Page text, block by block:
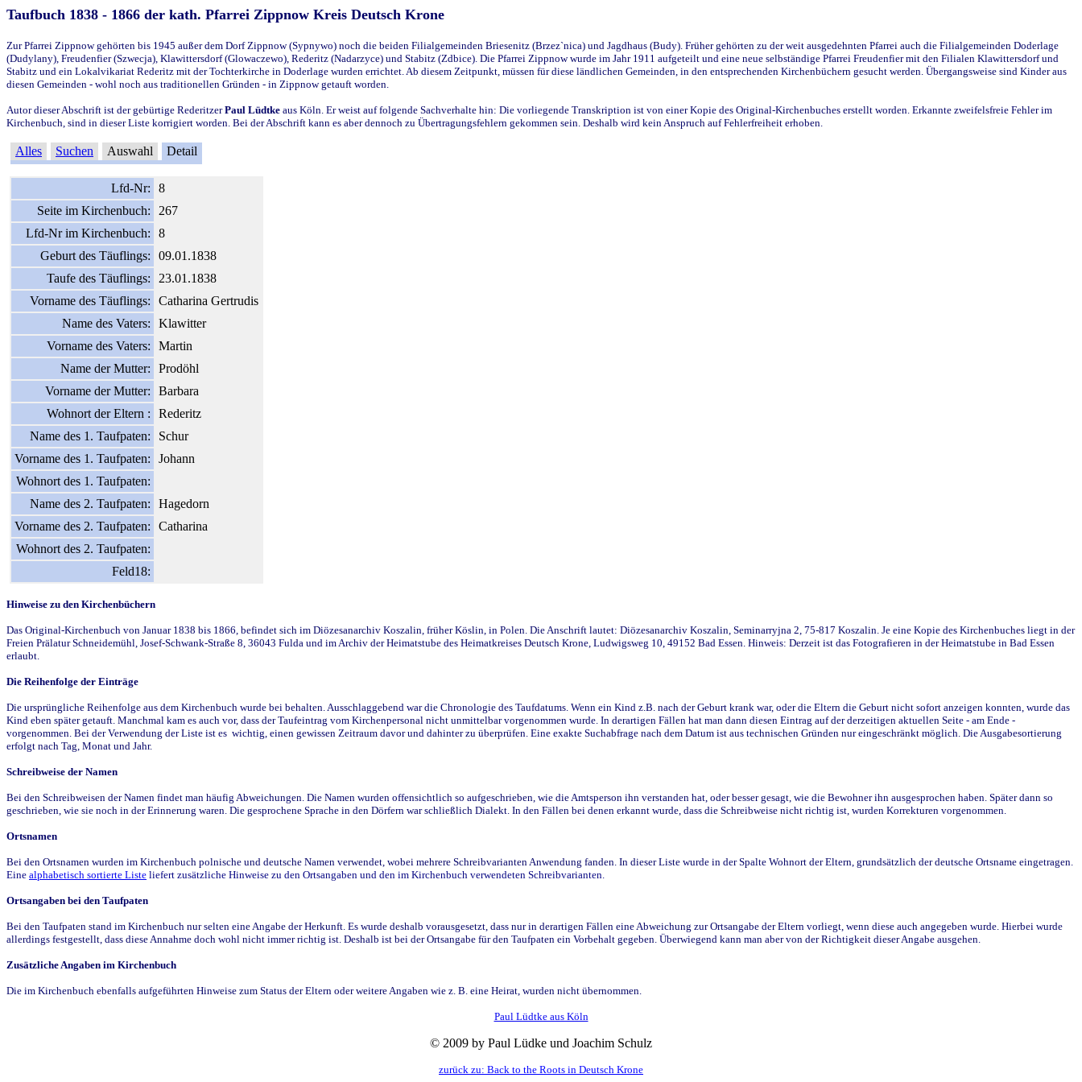
Taufbuch 1838 - 1866 der kath. Pfarrei Zippnow Kreis Deutsch Krone
Zur Pfarrei Zippnow gehörten bis 1945 außer dem Dorf Zippnow (Sypnywo) noch die beiden Filialgemeinden Briesenitz (Brzez`nica) und Jagdhaus (Budy). Früher gehörten zu der weit ausgedehnten Pfarrei auch die Filialgemeinden Doderlage
(Dudylany), Freudenfier (Szwecja), Klawittersdorf (Glowaczewo), Rederitz (Nadarzyce) und Stabitz (Zdbice). Die Pfarrei Zippnow wurde im Jahr 1911 aufgeteilt und eine neue selbständige Pfarrei Freudenfier mit den Filialen Klawittersdorf und
Stabitz und ein Lokalvikariat Rederitz mit der Tochterkirche in Doderlage wurden errichtet. Ab diesem Zeitpunkt, müssen für diese ländlichen Gemeinden, in den entsprechenden Kirchenbüchern gesucht werden. Übergangsweise sind Kinder aus
diesen Gemeinden - wohl noch aus traditionellen Gründen - in Zippnow getauft worden.
Autor dieser Abschrift ist der gebürtige RederitzerPaul Lüdtke aus Köln. Er weist auf folgende Sachverhalte hin: Die vorliegende Transkription ist von einer Kopie des Original-Kirchenbuches erstellt worden. Erkannte zweifelsfreie Fehler im
Kirchenbuch, sind in dieser Liste korrigiert worden. Bei der Abschrift kann es aber dennoch zu Übertragungsfehlern gekommen sein. Deshalb wird kein Anspruch auf Fehlerfreiheit erhoben.
Alles Suchen Auswahl Detail
Lfd-Nr:
8
Seite im Kirchenbuch:
267
Lfd-Nr im Kirchenbuch:
8
Geburt des Täuflings:
09.01.1838
Taufe des Täuflings:
23.01.1838
Vorname des Täuflings:
Catharina Gertrudis
Name des Vaters:
Klawitter
Vorname des Vaters:
Martin
Name der Mutter:
Prodöhl
Vorname der Mutter:
Barbara
Wohnort der Eltern :
Rederitz
Name des 1. Taufpaten:
Schur
Vorname des 1. Taufpaten:
Johann
Wohnort des 1. Taufpaten:
Name des 2. Taufpaten:
Hagedorn
Vorname des 2. Taufpaten:
Catharina
Wohnort des 2. Taufpaten:
Feld18:
Hinweise zu den Kirchenbüchern
Das Original-Kirchenbuch von Januar 1838 bis 1866, befindet sich im Diözesanarchiv Koszalin, früher Köslin, in Polen. Die Anschrift lautet: Diözesanarchiv Koszalin, Seminarryjna 2, 75-817 Koszalin. Je eine Kopie des Kirchenbuches liegt in der
Freien Prälatur Schneidemühl, Josef-Schwank-Straße 8, 36043 Fulda und im Archiv der Heimatstube des Heimatkreises Deutsch Krone, Ludwigsweg 10, 49152 Bad Essen. Hinweis: Derzeit ist das Fotografieren in der Heimatstube in Bad Essen
erlaubt.
Die Reihenfolge der Einträge
Die ursprüngliche Reihenfolge aus dem Kirchenbuch wurde bei behalten. Ausschlaggebend war die Chronologie des Taufdatums. Wenn ein Kind z.B. nach der Geburt krank war, oder die Eltern die Geburt nicht sofort anzeigen konnten, wurde das
Kind eben später getauft. Manchmal kam es auch vor, dass der Taufeintrag vom Kirchenpersonal nicht unmittelbar vorgenommen wurde. In derartigen Fällen hat man dann diesen Eintrag auf der derzeitigen aktuellen Seite - am Ende -
vorgenommen. Bei der Verwendung der Liste ist es wichtig, einen gewissen Zeitraum davor und dahinter zu überprüfen. Eine exakte Suchabfrage nach dem Datum ist aus technischen Gründen nur eingeschränkt möglich. Die Ausgabesortierung
erfolgt nach Tag, Monat und Jahr.
Schreibweise der Namen
Bei den Schreibweisen der Namen findet man häufig Abweichungen. Die Namen wurden offensichtlich so aufgeschrieben, wie die Amtsperson ihn verstanden hat, oder besser gesagt, wie die Bewohner ihn ausgesprochen haben. Später dann so
geschrieben, wie sie noch in der Erinnerung waren. Die gesprochene Sprache in den Dörfern war schließlich Dialekt. In den Fällen bei denen erkannt wurde, dass die Schreibweise nicht richtig ist, wurden Korrekturen vorgenommen.
Ortsnamen
Bei den Ortsnamen wurden im Kirchenbuch polnische und deutsche Namen verwendet, wobei mehrere Schreibvarianten Anwendung fanden. In dieser Liste wurde in der Spalte Wohnort der Eltern, grundsätzlich der deutsche Ortsname eingetragen.
Eine alphabetisch sortierte Liste liefert zusätzliche Hinweise zu den Ortsangaben und den im Kirchenbuch verwendeten Schreibvarianten.
Ortsangaben bei den Taufpaten
Bei den Taufpaten stand im Kirchenbuch nur selten eine Angabe der Herkunft. Es wurde deshalb vorausgesetzt, dass nur in derartigen Fällen eine Abweichung zur Ortsangabe der Eltern vorliegt, wenn diese auch angegeben wurde. Hierbei wurde
allerdings festgestellt, dass diese Annahme doch wohl nicht immer richtig ist. Deshalb ist bei der Ortsangabe für den Taufpaten ein Vorbehalt gegeben. Überwiegend kann man aber von der Richtigkeit dieser Angabe ausgehen.
Zusätzliche Angaben im Kirchenbuch
Die im Kirchenbuch ebenfalls aufgeführten Hinweise zum Status der Eltern oder weitere Angaben wie z. B. eine Heirat, wurden nicht übernommen.
Paul Lüdtke aus Köln
© 2009 by Paul Lüdke und Joachim Schulz
zurück zu: Back to the Roots in Deutsch Krone